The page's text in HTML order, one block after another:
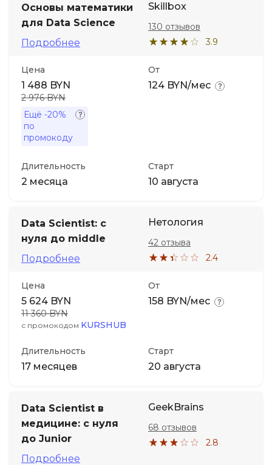
Основы математики
для Data Science
Подробнее
Skillbox
3.9
130 отзывов
Цена
1 488 BYN
2 976 BYN
Ещё -20%
по
промокоду
От
124 BYN/мес
Длительность
2 месяца
Старт
10 августа
Data Scientist: с
нуля до middle
Подробнее
Нетология
2.4
42 отзыва
Цена
5 624 BYN
11 360 BYN
с промокодом KURSHUB
От
158 BYN/мес
Длительность
17 месяцев
Старт
20 августа
Data Scientist в
медицине: с нуля
до Junior
Подробнее
GeekBrains
2.8
68 отзывов